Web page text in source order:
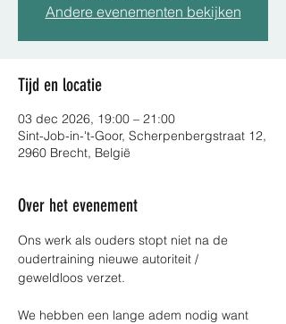
Andere evenementen bekijken
Tijd en locatie
03 dec 2026, 19:00 – 21:00
Sint-Job-in-'t-Goor, Scherpenbergstraat 12,
2960 Brecht, België
Over het evenement
Ons werk als ouders stopt niet na de
oudertraining nieuwe autoriteit /
geweldloos verzet.
We hebben een lange adem nodig want